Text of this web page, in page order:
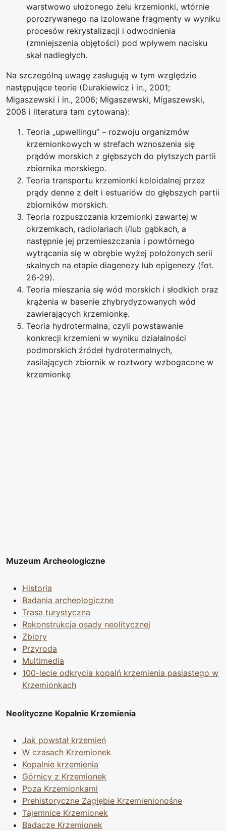
Muzeum Archeologiczne
Historia
Badania archeologiczne
Trasa turystyczna
Rekonstrukcja osady neolitycznej
Zbiory
Przyroda
Multimedia
100-lecie odkrycia kopalń krzemienia pasiastego w
Krzemionkach
Neolityczne Kopalnie Krzemienia
Jak powstał krzemień
W czasach Krzemionek
Kopalnie krzemienia
Górnicy z Krzemionek
Poza Krzemionkami
Prehistoryczne Zagłębie Krzemienionośne
Tajemnice Krzemionek
Badacze Krzemionek
warstwowo ułożonego żelu krzemionki, wtórnie
porozrywanego na izolowane fragmenty w wyniku
procesów rekrystalizacji i odwodnienia
(zmniejszenia objętości) pod wpływem nacisku
skał nadległych.
Na szczególną uwagę zasługują w tym względzie
następujące teorie (Durakiewicz i in., 2001;
Migaszewski i in., 2006; Migaszewski, Migaszewski,
2008 i literatura tam cytowana):
Teoria „upwellingu” – rozwoju organizmów
krzemionkowych w strefach wznoszenia się
prądów morskich z głębszych do płytszych partii
zbiornika morskiego.
Teoria transportu krzemionki koloidalnej przez
prądy denne z delt i estuariów do głębszych partii
zbiorników morskich.
Teoria rozpuszczania krzemionki zawartej w
okrzemkach, radiolariach i/lub gąbkach, a
następnie jej przemieszczania i powtórnego
wytrącania się w obrębie wyżej położonych serii
skalnych na etapie diagenezy lub epigenezy (fot.
26-29).
Teoria mieszania się wód morskich i słodkich oraz
krążenia w basenie zhybrydyzowanych wód
zawierających krzemionkę.
Teoria hydrotermalna, czyli powstawanie
konkrecji krzemieni w wyniku działalności
podmorskich źródeł hydrotermalnych,
zasilających zbiornik w roztwory wzbogacone w
krzemionkę